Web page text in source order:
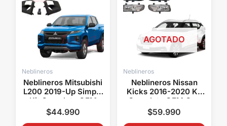
Neblineros
Neblineros Mitsubishi
L200 2019-Up Simple
Kit Completo OEM
Con Switch y Relay
$44.990
AGOTADO
Neblineros
Neblineros Nissan
Kicks 2016-2020 Kit
Completo OEM Con
Switch y Relay
$59.990